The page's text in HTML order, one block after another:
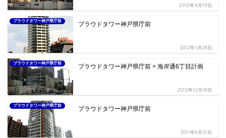
2010年4月13日
プラウドタワー神戸県庁前 プラウドタワー神戸県庁前
2012年1月28日
プラウドタワー神戸県庁前 プラウドタワー神戸県庁前 + 海岸通6丁目計画
2010年12月18日
プラウドタワー神戸県庁前 プラウドタワー神戸県庁前
2011年6月21日